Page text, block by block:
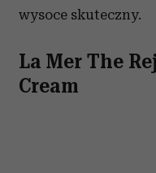
wysoce skuteczny.
La Mer The
Cream